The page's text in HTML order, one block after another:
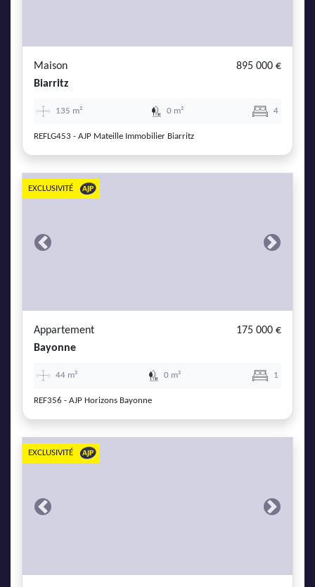
Maison
895 000 €
Biarritz
135 m² 0 m² 4
REFLG453 - AJP Mateille Immobilier Biarritz
Previous Next
EXCLUSIVITÉ
Appartement
175 000 €
Bayonne
44 m² 0 m² 1
REF356 - AJP Horizons Bayonne
Previous Next
EXCLUSIVITÉ